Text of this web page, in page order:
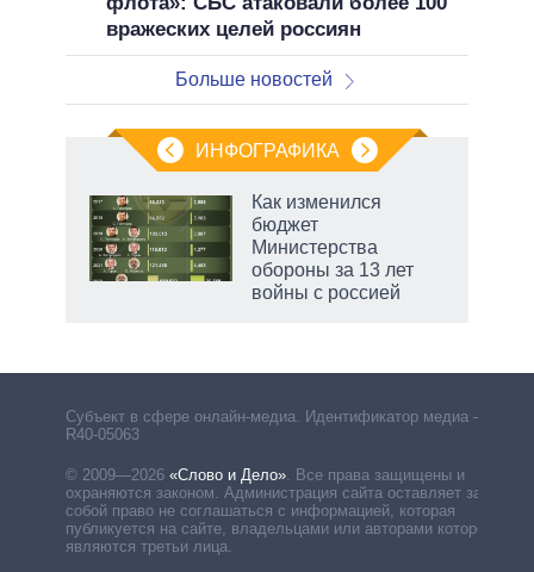
вражеских целей россиян
Больше новостей
ИНФОГРАФИКА
Как изменился
бюджет
Министерства
обороны за 13 лет
войны с россией
Субъект в сфере онлайн-медиа. Идентификатор медиа –
R40-05063
© 2009—2026 «Слово и Дело»
Все права защищены и
охраняются законом. Администрация сайта оставляет за
собой право не соглашаться с информацией, которая
публикуется на сайте, владельцами или авторами которой
являются третьи лица.